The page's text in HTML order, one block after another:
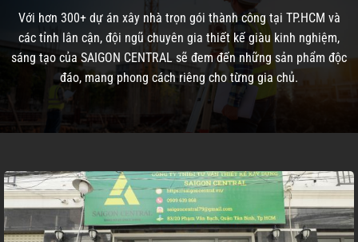
Với hơn 300+ dự án xây nhà trọn gói thành công tại TP.HCM và
các tỉnh lân cận, đội ngũ chuyên gia thiết kế giàu kinh nghiệm,
sáng tạo của SAIGON CENTRAL sẽ đem đến những sản phẩm độc
đáo, mang phong cách riêng cho từng gia chủ.